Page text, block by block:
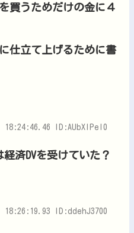
買うためだけの金に４
仕立て上げるために書
18:24:46.46 ID:AUbXIPel0
済DVを受けていた？
18:26:19.93 ID:ddehJ3700